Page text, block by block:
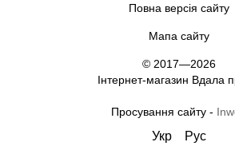
Повна версія сайту
Мапа сайту
© 2017—2026
Інтернет-магазин Вдала
Просування сайту -
Укр Рус